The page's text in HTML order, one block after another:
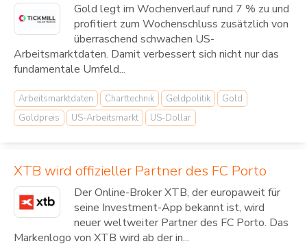
Gold legt im Wochenverlauf rund 7 % zu und
profitiert zum Wochenschluss zusätzlich von
überraschend schwachen US-
Arbeitsmarktdaten. Damit verbessert sich nicht nur das
fundamentale Umfeld...
Arbeitsmarktdaten Charttechnik Geldpolitik
Gold
Goldpreis
US-Arbeitsmarkt US-Dollar
XTB wird offizieller Partner des FC Porto
Der Online-Broker XTB, der europaweit für
seine Investment-App bekannt ist, wird
neuer weltweiter Partner des FC Porto. Das
Markenlogo von XTB wird ab der in...